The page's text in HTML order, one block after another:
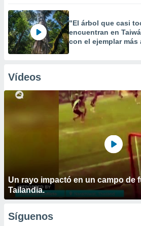
"El árbol que casi
encuentran en
con el ejemplar más
Vídeos
Un rayo impactó en un campo de
Tailandia.
Síguenos